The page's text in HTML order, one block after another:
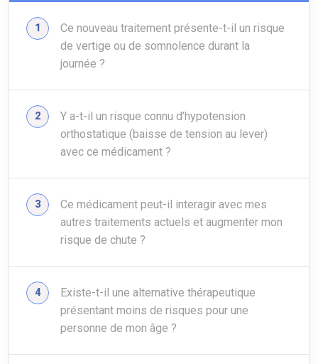
Ce nouveau traitement présente-t-il un risque
de vertige ou de somnolence durant la
journée ?
Y a-t-il un risque connu d’hypotension
orthostatique (baisse de tension au lever)
avec ce médicament ?
Ce médicament peut-il interagir avec mes
autres traitements actuels et augmenter mon
risque de chute ?
Existe-t-il une alternative thérapeutique
présentant moins de risques pour une
personne de mon âge ?